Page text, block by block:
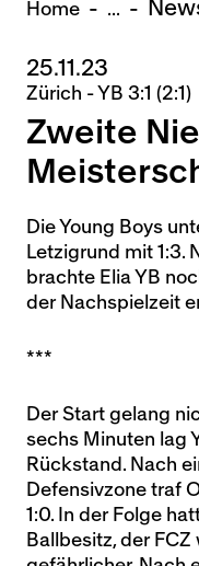
U15 - Lugano *
3:1
Nachwuchs Frauen
Ostermundigen -
Team AFF/FFV - FU18
Thörishaus - FU15
* = Testspiel / (C) =
Home ...
25.11.23
Zürich - YB 3:1 (2:1)
Zweite
Die Young Boys
Letzigrund mit 1:3.
brachte Elia YB
der Nachspielzeit
***
Der Start gelang
sechs Minuten lag
Rückstand. Nach
Defensivzone traf
1:0. In der Folge
Ballbesitz, der